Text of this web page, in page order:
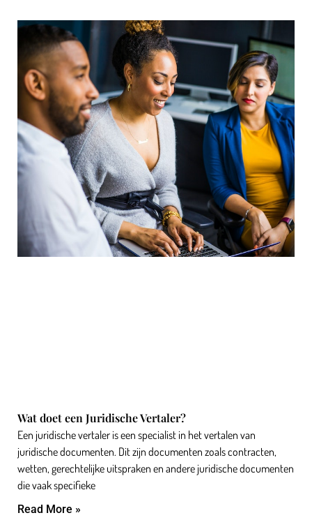
Wat doet een Juridische Vertaler?
Een juridische vertaler is een specialist in het vertalen van
juridische documenten. Dit zijn documenten zoals contracten,
wetten, gerechtelijke uitspraken en andere juridische documenten
die vaak specifieke
Read More »